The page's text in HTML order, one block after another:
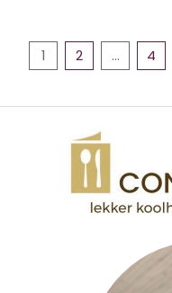
BERICHTEN
1 2 … 4